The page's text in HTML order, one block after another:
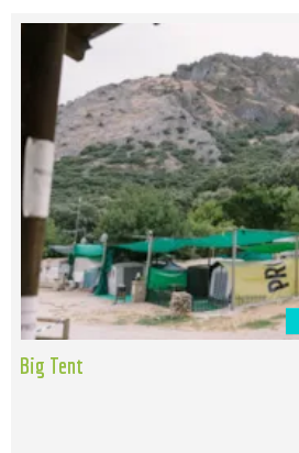
Big Tent